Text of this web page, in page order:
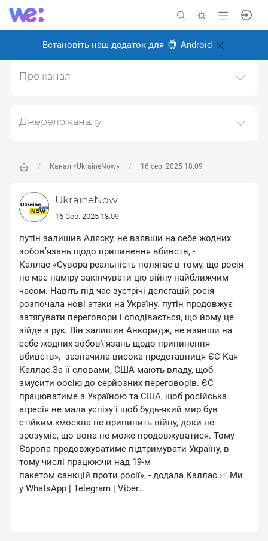
Встановіть наш додаток для Android
Канал «UkraineNow» 16 сер. 2025 18:09
UkraineNow
16 Сер. 2025 18:09
путін залишив Аляску, не взявши на себе жодних
зобов’язань щодо припинення вбивств, -
Каллас «Сувора реальність полягає в тому, що росія
не має наміру закінчувати цю війну найближчим
часом. Навіть під час зустрічі делегацій росія
розпочала нові атаки на Україну. путін продовжує
затягувати переговори і сподівається, що йому це
зійде з рук. Він залишив Анкоридж, не взявши на
себе жодних зобов\'язань щодо припинення
вбивств», -зазначила висока представниця ЄС Кая
Каллас.За її словами, США мають владу, щоб
змусити оосію до серйозних переговорів. ЄС
працюватиме з Україною та США, щоб російська
агресія не мала успіху і щоб будь-який мир був
стійким.«москва не припинить війну, доки не
зрозуміє, що вона не може продовжуватися. Тому
Європа продовжуватиме підтримувати Україну, в
тому числі працюючи над 19-м
пакетом санкцій проти росії», - додала Каллас.✅ Ми
у WhatsApp | Telegram | Viber
Про канал
Створено: 24 серпня 2024
Джерело каналу
метою його популяризації та збільшення аудиторії
Переходьте за посиланнями в дописах для
отримання повної інформації про Автора, чи